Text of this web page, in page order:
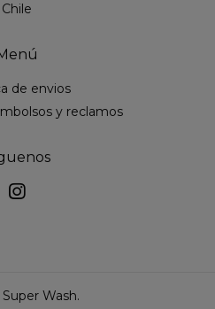
Chile
de envios
y reclamos
Wash.